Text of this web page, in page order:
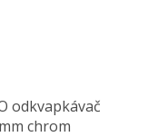
odkvapkávač
chrom